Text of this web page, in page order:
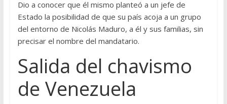
Dio a conocer que él mismo planteó a un jefe de
Estado la posibilidad de que su país acoja a un grupo
del entorno de Nicolás Maduro, a él y sus familias, sin
precisar el nombre del mandatario.
Salida del chavismo
de Venezuela